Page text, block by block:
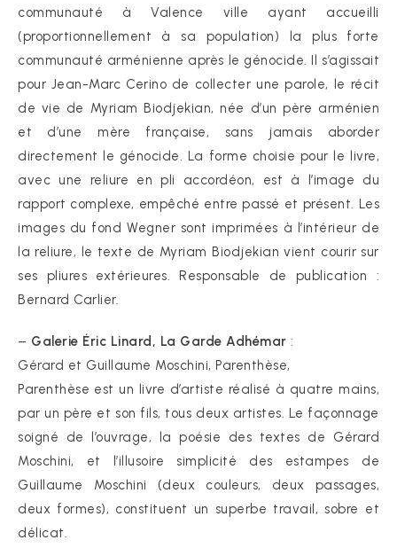
communauté à Valence ville ayant accueilli
(proportionnellement à sa population) la plus forte
communauté arménienne après le génocide. Il s’agissait
pour Jean-Marc Cerino de collecter une parole, le récit
de vie de Myriam Biodjekian, née d’un père arménien
et d’une mère française, sans jamais aborder
directement le génocide. La forme choisie pour le livre,
avec une reliure en pli accordéon, est à l’image du
rapport complexe, empêché entre passé et présent. Les
images du fond Wegner sont imprimées à l’intérieur de
la reliure, le texte de Myriam Biodjekian vient courir sur
ses pliures extérieures. Responsable de publication :
Bernard Carlier.
– Galerie Éric Linard, La Garde Adhémar :
Gérard et Guillaume Moschini, Parenthèse,
Parenthèse est un livre d’artiste réalisé à quatre mains,
par un père et son fils, tous deux artistes. Le façonnage
soigné de l’ouvrage, la poésie des textes de Gérard
Moschini, et l’illusoire simplicité des estampes de
Guillaume Moschini (deux couleurs, deux passages,
deux formes), constituent un superbe travail, sobre et
délicat.